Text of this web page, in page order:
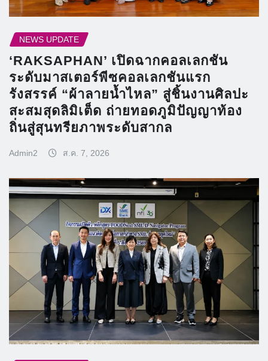
NEWS UPDATE
‘RAKSAPHAN’ เปิดฉากคอลเลกชัน
ระดับมาสเตอร์พีซคอลเลกชันแรก
รังสรรค์ “ผ้าลายน้ำไหล” สู่ชิ้นงานศิลปะ
สะสมสุดลิมิเต็ด ถ่ายทอดภูมิปัญญาท้อง
ถิ่นสู่สุนทรียภาพระดับสากล
Admin2 ส.ค. 7, 2026